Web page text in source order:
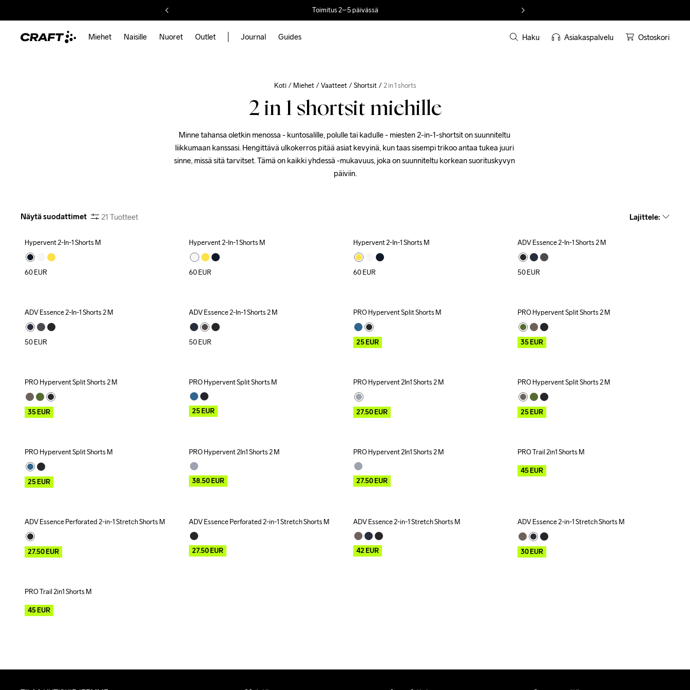
Toimitus 2–5 päivässä
Miehet Naisille Nuoret Outlet Journal Guides Haku Asiakaspalvelu Ostoskori
Koti Miehet Vaatteet Shortsit 2 in 1 shorts
2 in 1 shortsit miehille
Minne tahansa oletkin menossa - kuntosalille, polulle tai kadulle - miesten 2-in-1-shortsit on suunniteltu
liikkumaan kanssasi. Hengittävä ulkokerros pitää asiat kevyinä, kun taas sisempi trikoo antaa tukea juuri
sinne, missä sitä tarvitset. Tämä on kaikki yhdessä -mukavuus, joka on suunniteltu korkean suorituskyvyn
päiviin.
Näytä suodattimet 21 Tuotteet Lajittele:
New
Hypervent 2-In-1 Shorts M
60EUR
New
Hypervent 2-In-1 Shorts M
60EUR
New
Hypervent 2-In-1 Shorts M
60EUR
ADV Essence 2-In-1 Shorts 2 M
50EUR
ADV Essence 2-In-1 Shorts 2 M
50EUR
ADV Essence 2-In-1 Shorts 2 M
50EUR
Outlet
PRO Hypervent Split Shorts M
25EUR
Outlet
PRO Hypervent Split Shorts 2 M
35EUR
Outlet
PRO Hypervent Split Shorts 2 M
35EUR
Outlet
PRO Hypervent Split Shorts M
25EUR
Outlet
PRO Hypervent 2In1 Shorts 2 M
27.50EUR
Outlet
PRO Hypervent Split Shorts 2 M
25EUR
Outlet
PRO Hypervent Split Shorts M
25EUR
Outlet
PRO Hypervent 2In1 Shorts 2 M
38.50EUR
Outlet
PRO Hypervent 2In1 Shorts 2 M
27.50EUR
Outlet
PRO Trail 2in1 Shorts M
45EUR
Outlet
ADV Essence Perforated 2-in-1 Stretch Shorts M
27.50EUR
Outlet
ADV Essence Perforated 2-in-1 Stretch Shorts M
27.50EUR
Outlet
ADV Essence 2-in-1 Stretch Shorts M
42 EUR
Outlet
ADV Essence 2-in-1 Stretch Shorts M
30EUR
Outlet
PRO Trail 2in1 Shorts M
45EUR